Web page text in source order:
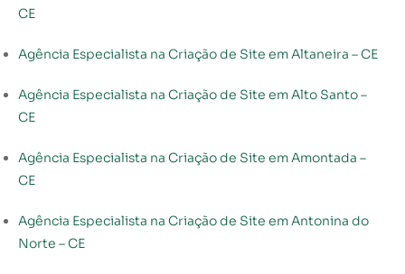
CE
Agência Especialista na Criação de Site em Altaneira – CE
Agência Especialista na Criação de Site em Alto Santo –
CE
Agência Especialista na Criação de Site em Amontada –
CE
Agência Especialista na Criação de Site em Antonina do
Norte – CE